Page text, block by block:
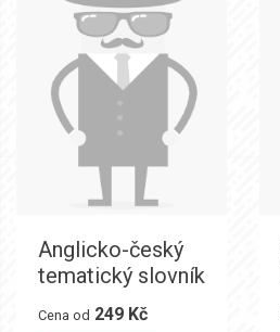
Anglicko-český
tematický slovník
Cena od 249 Kč